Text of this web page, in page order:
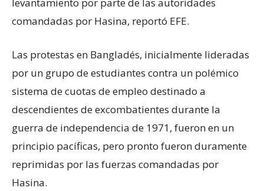
comandadas por Hasina, reportó EFE.
Las protestas en Bangladés, inicialmente lideradas
por un grupo de estudiantes contra un polémico
sistema de cuotas de empleo destinado a
descendientes de excombatientes durante la
guerra de independencia de 1971, fueron en un
principio pacíficas, pero pronto fueron duramente
reprimidas por las fuerzas comandadas por
Hasina.